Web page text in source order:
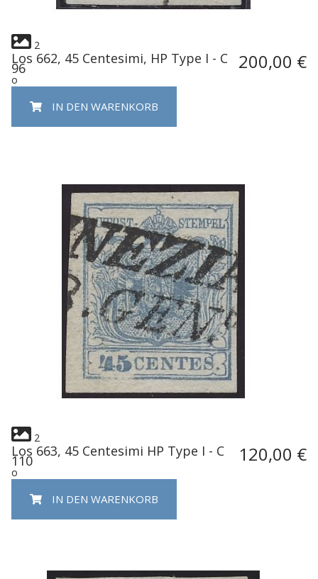
2
Los 662, 45 Centesimi, HP Type I - C
96 200,00 €
o
IN DEN WARENKORB
2
Los 663, 45 Centesimi HP Type I - C
110 120,00 €
o
IN DEN WARENKORB